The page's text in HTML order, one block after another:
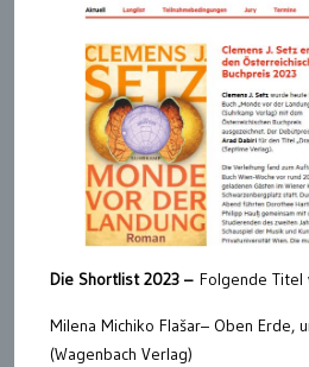
Die Shortlist 2023 – Folgende Titel
Milena Michiko Flašar– Oben Erde,
(Wagenbach Verlag)